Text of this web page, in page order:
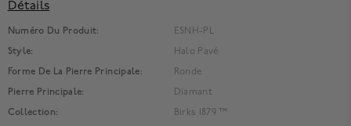
Détails
Numéro Du Produit:
ESNH-PL
Style:
Halo Pavé
Forme De La Pierre Principale:
Ronde
Pierre Principale:
Diamant
Collection:
Birks 1879 ™